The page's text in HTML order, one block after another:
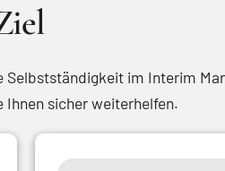
Selbstständigkeit im Interim
Ihnen sicher weiterhelfen.